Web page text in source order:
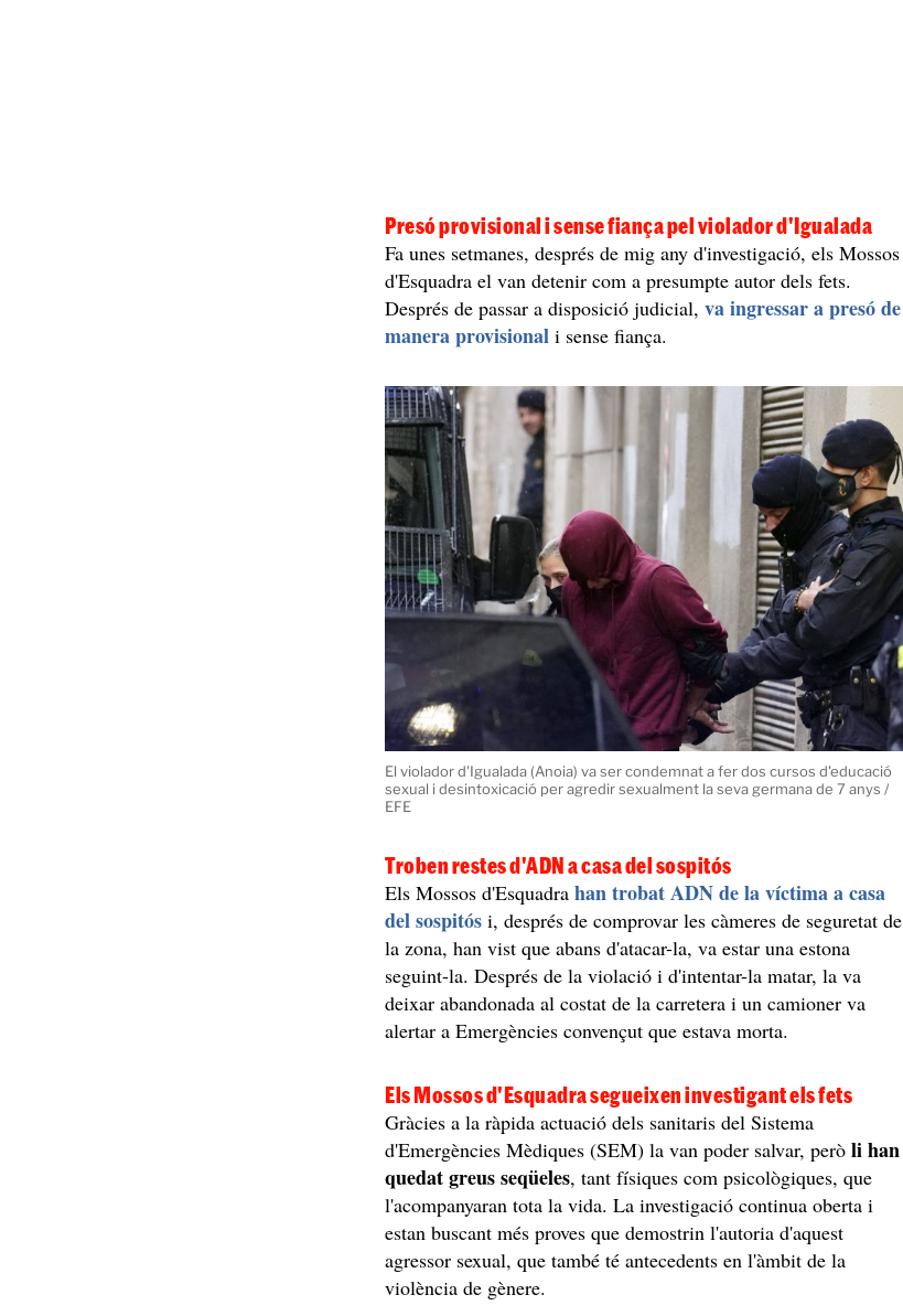
Presó provisional i sense fiança pel violador d'Igualada
Fa unes setmanes, després de mig any d'investigació, els Mossos
d'Esquadra el van detenir com a presumpte autor dels fets.
Després de passar a disposició judicial, va ingressar a presó de
manera provisionali sense fiança.
El violador d'Igualada (Anoia) va ser condemnat a fer dos cursos d'educació
sexual i desintoxicació per agredir sexualment la seva germana de 7 anys /
EFE
Troben restes d'ADN a casa del sospitós
Els Mossos d'Esquadra han trobat ADN de la víctima a casa
del sospitósi, després de comprovar les càmeres de seguretat de
la zona, han vist que abans d'atacar-la, va estar una estona
seguint-la. Després de la violació i d'intentar-la matar, la va
deixar abandonada al costat de la carretera i un camioner va
alertar a Emergències convençut que estava morta.
Els Mossos d'Esquadra segueixen investigant els fets
Gràcies a la ràpida actuació dels sanitaris del Sistema
d'Emergències Mèdiques (SEM) la van poder salvar, però li han
quedat greus seqüeles, tant físiques com psicològiques, que
l'acompanyaran tota la vida. La investigació continua oberta i
estan buscant més proves que demostrin l'autoria d'aquest
agressor sexual, que també té antecedents en l'àmbit de la
violència de gènere.